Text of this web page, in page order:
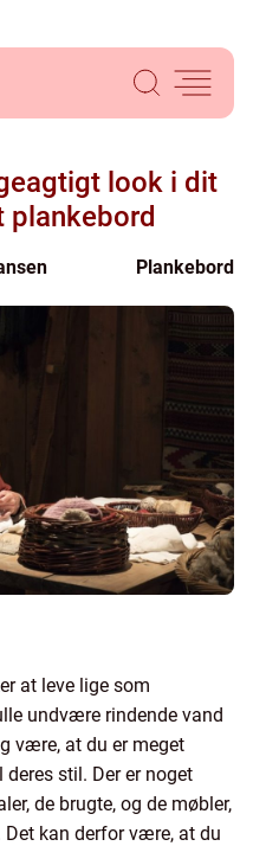
look i dit
plankebord
Plankebord
at leve lige som
undvære rindende vand
være, at du er meget
stil. Der er noget
de brugte, og de møbler,
kan derfor være, at du